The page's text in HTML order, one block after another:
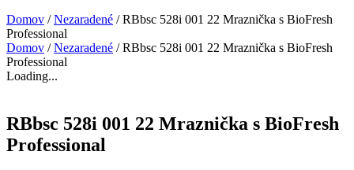
Domov /Nezaradené / RBbsc 528i 001 22 Mraznička s BioFresh
Professional
Domov /Nezaradené / RBbsc 528i 001 22 Mraznička s BioFresh
Professional
Loading...
RBbsc 528i 001 22 Mraznička s BioFresh
Professional